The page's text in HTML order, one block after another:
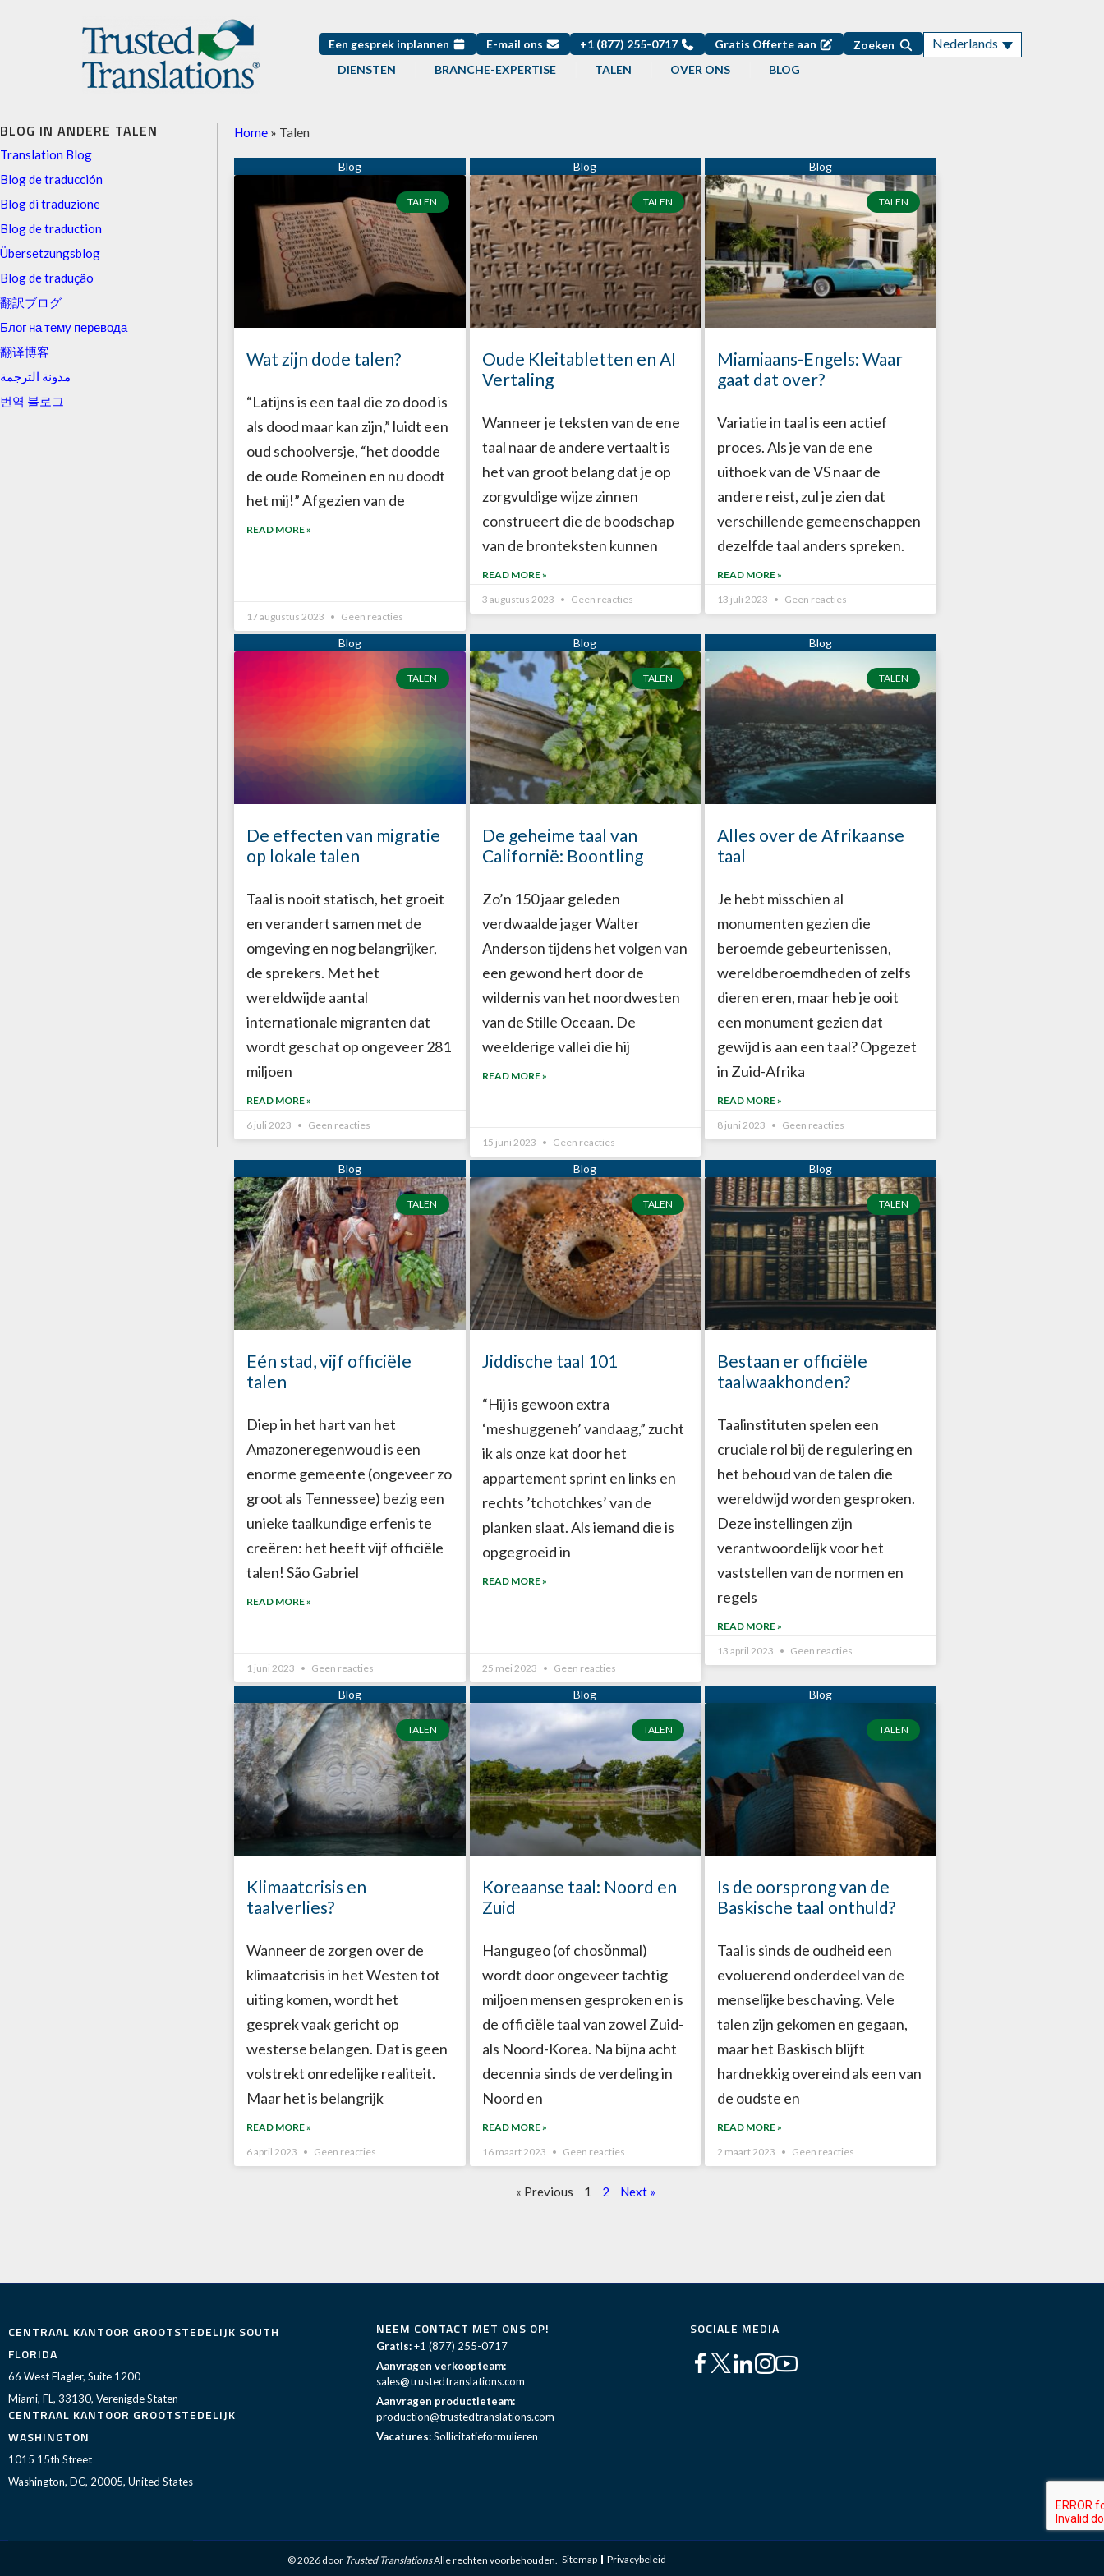
Een gesprek inplannen E-mail ons +1 (877) 255-0717 Gratis Offerte aan Zoeken Nederlands
DIENSTEN BRANCHE-EXPERTISE TALEN OVER ONS BLOG
BLOG IN ANDERE TALEN
Translation Blog
Blog de traducción
Blog di traduzione
Blog de traduction
Übersetzungsblog
Blog de tradução
翻訳ブログ
Блог на тему перевода
翻译博客
مدونة الترجمة
번역 블로그
Home » Talen
TALEN
Wat zijn dode talen?
“Latijns is een taal die zo dood is
als dood maar kan zijn,” luidt een
oud schoolversje, “het doodde
de oude Romeinen en nu doodt
het mij!” Afgezien van de
READ MORE »
17 augustus 2023 Geen reacties
TALEN
Oude Kleitabletten en AI
Vertaling
Wanneer je teksten van de ene
taal naar de andere vertaalt is
het van groot belang dat je op
zorgvuldige wijze zinnen
construeert die de boodschap
van de bronteksten kunnen
READ MORE »
3 augustus 2023
Geen reacties
TALEN
Miamiaans-Engels: Waar
gaat dat over?
Variatie in taal is een actief
proces. Als je van de ene
uithoek van de VS naar de
andere reist, zul je zien dat
verschillende gemeenschappen
dezelfde taal anders spreken.
READ MORE »
13 juli 2023
Geen reacties
TALEN
De effecten van migratie
op lokale talen
Taal is nooit statisch, het groeit
en verandert samen met de
omgeving en nog belangrijker,
de sprekers. Met het
wereldwijde aantal
internationale migranten dat
wordt geschat op ongeveer 281
miljoen
READ MORE »
6 juli 2023
Geen reacties
TALEN
De geheime taal van
Californië: Boontling
Zo’n 150 jaar geleden
verdwaalde jager Walter
Anderson tijdens het volgen van
een gewond hert door de
wildernis van het noordwesten
van de Stille Oceaan. De
weelderige vallei die hij
READ MORE »
15 juni 2023 Geen reacties
TALEN
Alles over de Afrikaanse
taal
Je hebt misschien al
monumenten gezien die
beroemde gebeurtenissen,
wereldberoemdheden of zelfs
dieren eren, maar heb je ooit
een monument gezien dat
gewijd is aan een taal? Opgezet
in Zuid-Afrika
READ MORE »
8 juni 2023
Geen reacties
TALEN
Eén stad, vijf officiële
talen
Diep in het hart van het
Amazoneregenwoud is een
enorme gemeente (ongeveer zo
groot als Tennessee) bezig een
unieke taalkundige erfenis te
creëren: het heeft vijf officiële
talen! São Gabriel
READ MORE »
1 juni 2023 Geen reacties
TALEN
Jiddische taal 101
“Hij is gewoon extra
‘meshuggeneh’ vandaag,” zucht
ik als onze kat door het
appartement sprint en links en
rechts ’tchotchkes’ van de
planken slaat. Als iemand die is
opgegroeid in
READ MORE »
25 mei 2023 Geen reacties
TALEN
Bestaan er officiële
taalwaakhonden?
Taalinstituten spelen een
cruciale rol bij de regulering en
het behoud van de talen die
wereldwijd worden gesproken.
Deze instellingen zijn
verantwoordelijk voor het
vaststellen van de normen en
regels
READ MORE »
13 april 2023
Geen reacties
TALEN
Klimaatcrisis en
taalverlies?
Wanneer de zorgen over de
klimaatcrisis in het Westen tot
uiting komen, wordt het
gesprek vaak gericht op
westerse belangen. Dat is geen
volstrekt onredelijke realiteit.
Maar het is belangrijk
READ MORE »
6 april 2023
Geen reacties
TALEN
Koreaanse taal: Noord en
Zuid
Hangugeo (of chosŏnmal)
wordt door ongeveer tachtig
miljoen mensen gesproken en is
de officiële taal van zowel Zuid-
als Noord-Korea. Na bijna acht
decennia sinds de verdeling in
Noord en
READ MORE »
16 maart 2023
Geen reacties
TALEN
Is de oorsprong van de
Baskische taal onthuld?
Taal is sinds de oudheid een
evoluerend onderdeel van de
menselijke beschaving. Vele
talen zijn gekomen en gegaan,
maar het Baskisch blijft
hardnekkig overeind als een van
de oudste en
READ MORE »
2 maart 2023
Geen reacties
« Previous
Pagina
1 2 Next »
CENTRAAL KANTOOR GROOTSTEDELIJK SOUTH
FLORIDA
66 West Flagler, Suite 1200
Miami, FL, 33130, Verenigde Staten
CENTRAAL KANTOOR GROOTSTEDELIJK
WASHINGTON
1015 15th Street
Washington, DC, 20005, United States
NEEM CONTACT MET ONS OP!
Gratis: +1 (877) 255-0717
Aanvragen verkoopteam:
sales@trustedtranslations.com
Aanvragen productieteam:
production@trustedtranslations.com
Vacatures:Sollicitatieformulieren
SOCIALE MEDIA
© 2026 door Trusted TranslationsAlle rechten voorbehouden. Sitemap Privacybeleid